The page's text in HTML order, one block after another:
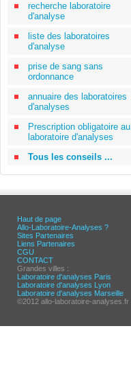
recherche laboratoire
d'analyse
liste des laboratoires
d'analyse
prise de sang sans
ordonnance
annuaire des laboratoires
d'analyses
Prescription obligatoire au
laboratoire d'analyses
Tous les conseils ...
Haut de page
Allo-Laboratoire-Analyses ?
Sites Partenaires
Liens Partenaires
CGU
CONTACT
Grandes villes :
Laboratoire d'analyses Paris
Laboratoire d'analyses Lyon
Laboratoire d'analyses Marseille
©2012 allo-laboratoire-analyses.fr